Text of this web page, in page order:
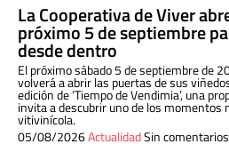
La Cooperativa de Viver
próximo 5 de septiembre
desde dentro
El próximo sábado 5 de septiembre de
volverá a abrir las puertas de sus
edición de ‘Tiempo de Vendimia’, una
invita a descubrir uno de los momentos
vitivinícola.
05/08/2026ActualidadSin comentarios